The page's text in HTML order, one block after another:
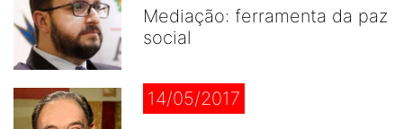
Mediação: ferramenta da paz
social
14/05/2017